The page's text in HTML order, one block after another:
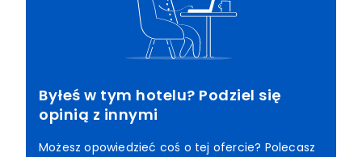
Byłeś w tym hotelu? Podziel się
opinią z innymi
Możesz opowiedzieć coś o tej ofercie? Polecasz